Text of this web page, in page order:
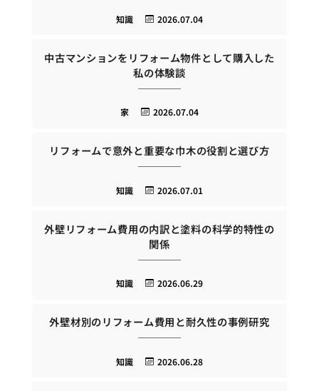
2026.07.04
知識
中古マンションをリフォーム物件として購入した
私の体験談
2026.07.04
家
リフォームで意外と重要な巾木の役割と選び方
2026.07.01
知識
外壁リフォーム費用の内訳と塗料の科学的特性の
関係
2026.06.29
知識
外壁材別のリフォーム費用と耐久性の事例研究
2026.06.28
知識